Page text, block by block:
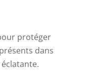
protéger
dans